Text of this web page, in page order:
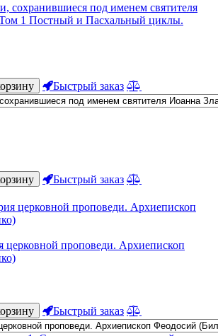
сохранившиеся под именем святителя
Том 1 Постный и Пасхальный циклы.
Быстрый заказ
Быстрый заказ
церковной проповеди. Архиепископ
Быстрый заказ